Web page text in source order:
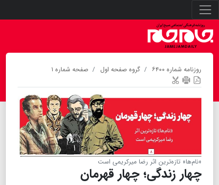
روزنامه شماره ۶۴۰۰ گروه صفحه اول صفحه شماره ۱
«نام‌ها» تازه‌ترین اثر رضا میرکریمی است
چهار زندگی؛ چهار قهرمان